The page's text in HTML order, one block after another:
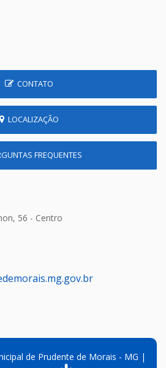
CONTATO
LOCALIZAÇÃO
FREQUENTES
56 - Centro
de Prudente de Morais - MG |